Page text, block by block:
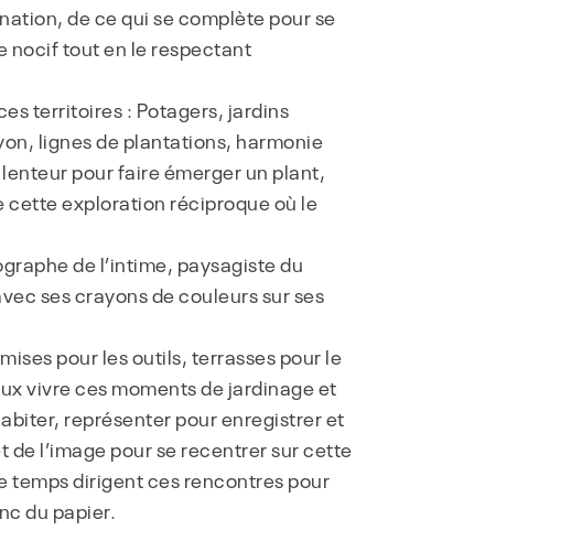
de ce qui se complète pour se
nocif tout en le respectant
territoires : Potagers, jardins
lignes de plantations, harmonie
pour faire émerger un plant,
cette exploration réciproque où le
de l’intime, paysagiste du
ses crayons de couleurs sur ses
pour les outils, terrasses pour le
vivre ces moments de jardinage et
représenter pour enregistrer et
de l’image pour se recentrer sur cette
temps dirigent ces rencontres pour
du papier.